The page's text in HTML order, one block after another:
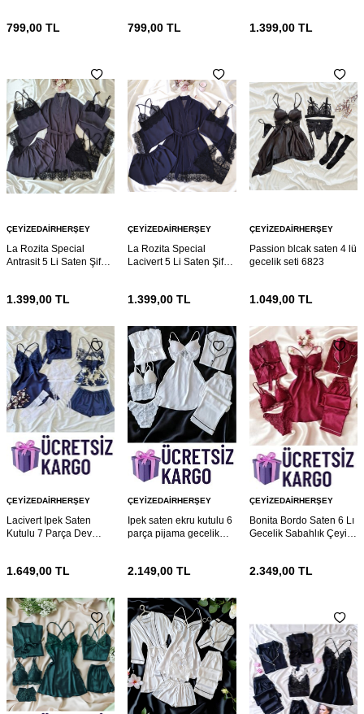
799,00 TL 799,00 TL 1.399,00TL
ÇEYIZEDAIRHERŞEY
La Rozita Special
Antrasit 5 Li Saten Şifon
1.399,00 TL
ÇEYIZEDAIRHERŞEY
La Rozita Special
Lacivert 5 Li Saten Şifon
1.399,00 TL
ÇEYIZEDAIRHERŞEY
Passion blcak saten 4 lü
gecelik seti 6823
1.049,00TL
ÇEYIZEDAIRHERŞEY
Lacivert Ipek Saten
Kutulu 7 Parça Dev
1.649,00 TL
ÇEYIZEDAIRHERŞEY
Ipek saten ekru kutulu 6
parça pijama gecelik
2.149,00 TL
ÇEYIZEDAIRHERŞEY
Bonita Bordo Saten 6 Lı
Gecelik Sabahlık Çeyiz
2.349,00TL